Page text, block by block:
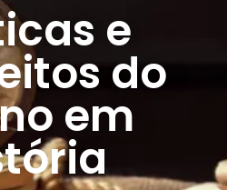
e
do
em